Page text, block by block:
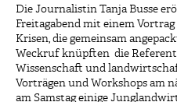
Die Journalistin Tanja Busse
Freitagabend mit einem
Krisen, die gemeinsam
Weckruf knüpften die
Wissenschaft und
Vorträgen und Workshops am
am Samstag einige